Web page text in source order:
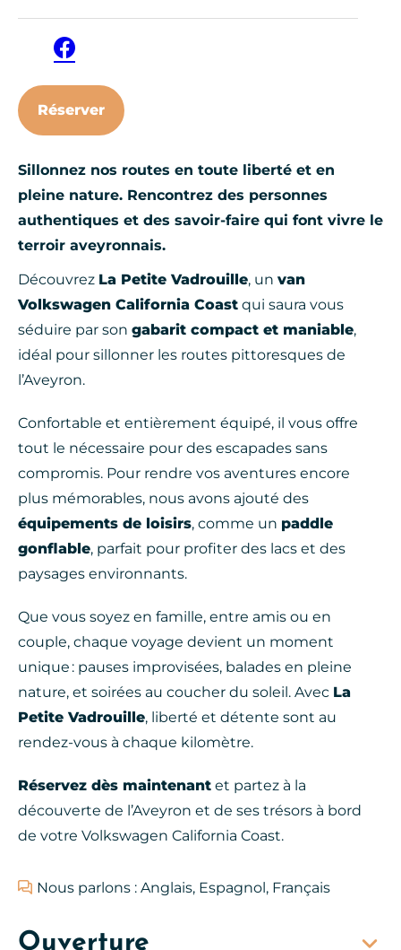
Sillonnez nos routes en toute liberté et en
pleine nature. Rencontrez des personnes
authentiques et des savoir-faire qui font vivre le
terroir aveyronnais.
Découvrez La Petite Vadrouille, un van
Volkswagen California Coast qui saura vous
séduire par son gabarit compact et maniable,
idéal pour sillonner les routes pittoresques de
l’Aveyron.
Confortable et entièrement équipé, il vous offre
tout le nécessaire pour des escapades sans
compromis. Pour rendre vos aventures encore
plus mémorables, nous avons ajouté des
équipements de loisirs, comme un paddle
gonflable, parfait pour profiter des lacs et des
paysages environnants.
Que vous soyez en famille, entre amis ou en
couple, chaque voyage devient un moment
unique : pauses improvisées, balades en pleine
nature, et soirées au coucher du soleil. Avec La
Petite Vadrouille, liberté et détente sont au
rendez-vous à chaque kilomètre.
Réservez dès maintenant et partez à la
découverte de l’Aveyron et de ses trésors à bord
de votre Volkswagen California Coast.
Nous parlons : Anglais, Espagnol, Français
Ouverture
Facebook
Réserver